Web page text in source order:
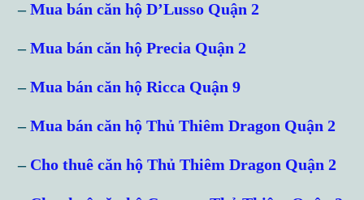
–Mua bán căn hộ D’Lusso Quận 2
–Mua bán căn hộ Precia Quận 2
–Mua bán căn hộ Ricca Quận 9
–Mua bán căn hộ Thủ Thiêm Dragon Quận 2
– Cho thuê căn hộ Thủ Thiêm Dragon Quận 2